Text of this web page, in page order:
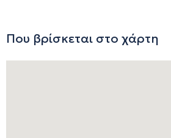
Που βρίσκεται στο χάρτη